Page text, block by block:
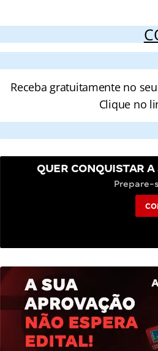
Receba gratuitamente no
Clique no
QUER CONQUISTAR
Prepare-